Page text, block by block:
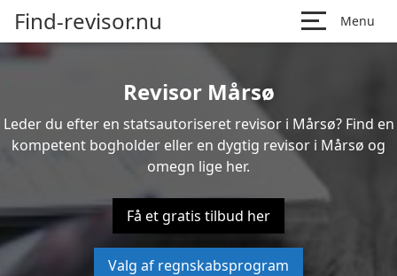
Find-revisor.nu Menu
Revisor Mårsø
Leder du efter en statsautoriseret revisor i Mårsø? Find en
kompetent bogholder eller en dygtig revisor i Mårsø og
omegn lige her.
Få et gratis tilbud her
Valg af regnskabsprogram